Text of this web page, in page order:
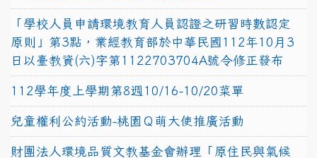
「學校人員申請環境教育人員認證之研習時數認定
原則」第3點，業經教育部於中華民國112年10月3
日以臺教資(六)字第1122703704A號令修正發布
112學年度上學期第8週10/16-10/20菜單
兒童權利公約活動-桃園Ｑ萌大使推廣活動
財團法人環境品質文教基金會辦理「原住民與氣候